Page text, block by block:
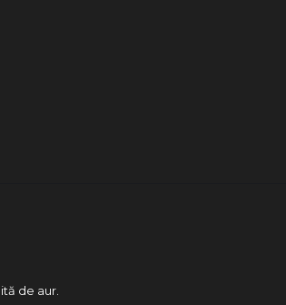
de aur.